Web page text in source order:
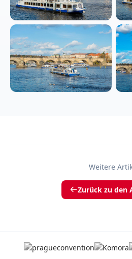
Weitere
Zurück zu den